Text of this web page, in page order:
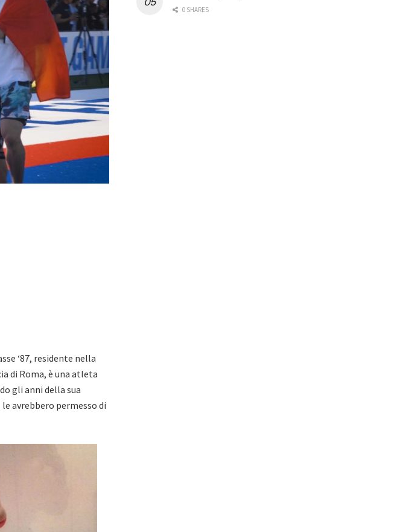
‘87, residente nella
di Roma, è una atleta
gli anni della sua
avrebbero permesso di
0 SHARES